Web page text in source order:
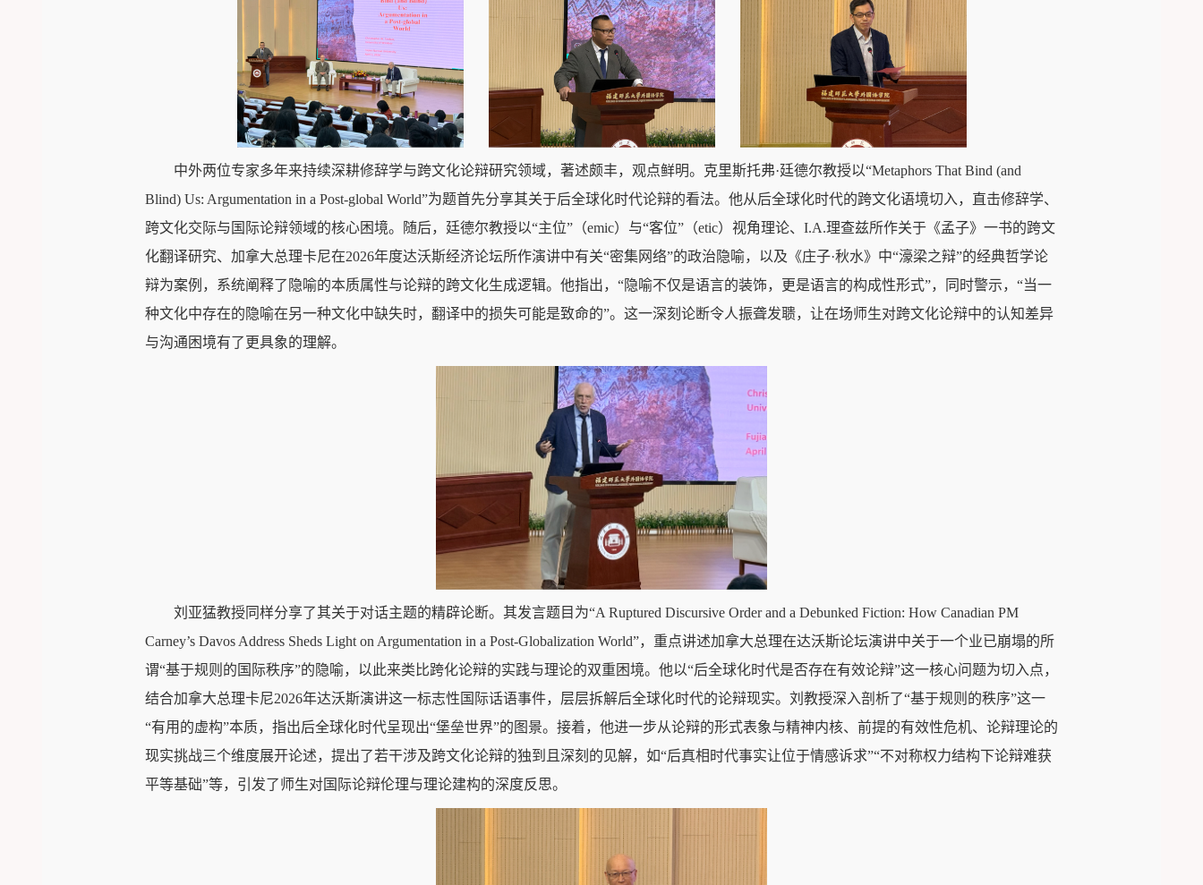
中外两位专家多年来持续深耕修辞学与跨文化论辩研究领域，著述颇丰，观点鲜明。克里斯托弗·廷德尔教授以“Metaphors That Bind (and
Blind) Us: Argumentation in a Post-global World”为题首先分享其关于后全球化时代论辩的看法。他从后全球化时代的跨文化语境切入，直击修辞学、
跨文化交际与国际论辩领域的核心困境。随后，廷德尔教授以“主位”（emic）与“客位”（etic）视角理论、I.A.理查兹所作关于《孟子》一书的跨文
化翻译研究、加拿大总理卡尼在2026年度达沃斯经济论坛所作演讲中有关“密集网络”的政治隐喻，以及《庄子·秋水》中“濠梁之辩”的经典哲学论
辩为案例，系统阐释了隐喻的本质属性与论辩的跨文化生成逻辑。他指出，“隐喻不仅是语言的装饰，更是语言的构成性形式”，同时警示，“当一
种文化中存在的隐喻在另一种文化中缺失时，翻译中的损失可能是致命的”。这一深刻论断令人振聋发聩，让在场师生对跨文化论辩中的认知差异
与沟通困境有了更具象的理解。
刘亚猛教授同样分享了其关于对话主题的精辟论断。其发言题目为“A Ruptured Discursive Order and a Debunked Fiction: How Canadian PM
Carney’s Davos Address Sheds Light on Argumentation in a Post-Globalization World”，重点讲述加拿大总理在达沃斯论坛演讲中关于一个业已崩塌的所
谓“基于规则的国际秩序”的隐喻，以此来类比跨化论辩的实践与理论的双重困境。他以“后全球化时代是否存在有效论辩”这一核心问题为切入点，
结合加拿大总理卡尼2026年达沃斯演讲这一标志性国际话语事件，层层拆解后全球化时代的论辩现实。刘教授深入剖析了“基于规则的秩序”这一
“有用的虚构”本质，指出后全球化时代呈现出“堡垒世界”的图景。接着，他进一步从论辩的形式表象与精神内核、前提的有效性危机、论辩理论的
现实挑战三个维度展开论述，提出了若干涉及跨文化论辩的独到且深刻的见解，如“后真相时代事实让位于情感诉求”“不对称权力结构下论辩难获
平等基础”等，引发了师生对国际论辩伦理与理论建构的深度反思。